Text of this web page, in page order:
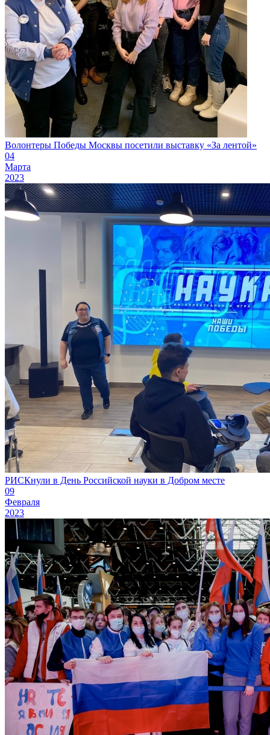
Волонтеры Победы Москвы посетили выставку «За лентой»
04
Марта
2023
РИСКнули в День Российской науки в Добром месте
09
Февраля
2023